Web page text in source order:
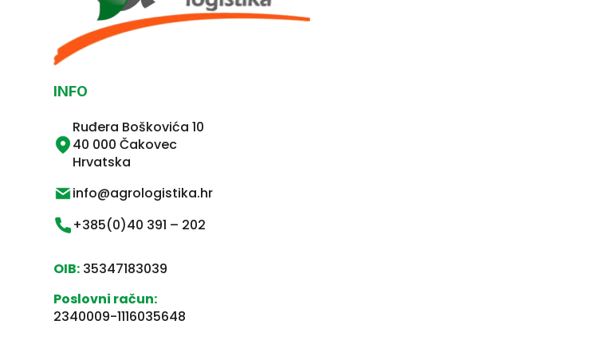
INFO
Ruđera Boškovića 10
40 000 Čakovec
Hrvatska
info@agrologistika.hr
+385(0)40 391 – 202
OIB: 35347183039
Poslovni račun:
2340009-1116035648